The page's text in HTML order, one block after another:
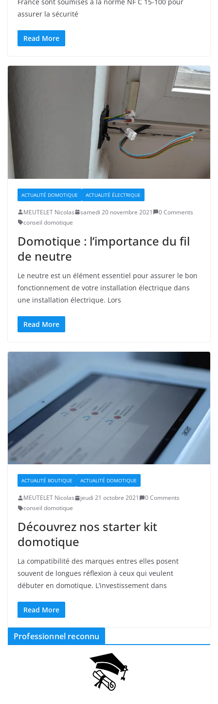
France sont soumises à la norme NF C 15-100 pour
assurer la sécurité
Read More
ACTUALITÉ DOMOTIQUE ACTUALITÉ ÉLECTRIQUE
MEUTELET Nicolas samedi 20 novembre 2021
0 Comments
conseil domotique
Domotique : l’importance du fil
de neutre
Le neutre est un élément essentiel pour assurer le bon
fonctionnement de votre installation électrique dans
une installation électrique. Lors
Read More
ACTUALITÉ BOUTIQUE ACTUALITÉ DOMOTIQUE
MEUTELET Nicolas jeudi 21 octobre 2021
0 Comments
conseil domotique
Découvrez nos starter kit
domotique
La compatibilité des marques entres elles posent
souvent de longues réflexion à ceux qui veulent
débuter en domotique. L’investissement dans
Read More
Professionnel reconnu